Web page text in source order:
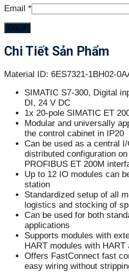
Email *
Chi Tiết Sản Phẩm
Material ID: 6ES7321-1BH02-
SIMATIC S7-300, Digital
DI, 24 V DC
1x 20-pole SIMATIC ET
Modular and universally
the control cabinet in IP20
Can be used as a central
distributed configuration
PROFIBUS ET 200M
Up to 12 IO modules can
station
Standardized setup of all
logistics and stocking of
Can be used for both
applications
Supports modules with
HART modules with
Offers FastConnect fast
easy wiring without